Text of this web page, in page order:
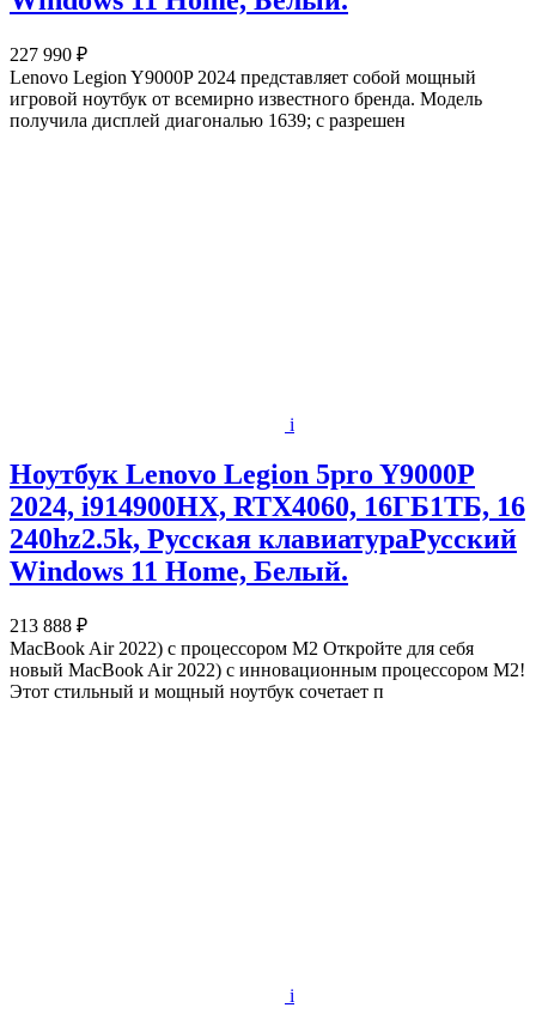
227 990 ₽
Lenovo Legion Y9000P 2024 представляет собой мощный
игровой ноутбук от всемирно известного бренда. Модель
получила дисплей диагональю 1639; с разрешен
i
Ноутбук Lenovo Legion 5pro Y9000P
2024, i914900HX, RTX4060, 16ГБ1ТБ, 16
240hz2.5k, Русская клавиатураРусский
Windows 11 Home, Белый.
213 888 ₽
MacBook Air 2022) с процессором M2 Откройте для себя
новый MacBook Air 2022) с инновационным процессором M2!
Этот стильный и мощный ноутбук сочетает п
i